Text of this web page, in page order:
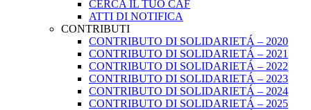
CERCA IL TUO CAF
ATTI DI NOTIFICA
CONTRIBUTI
CONTRIBUTO DI SOLIDARIETÁ – 2020
CONTRIBUTO DI SOLIDARIETÁ – 2021
CONTRIBUTO DI SOLIDARIETÁ – 2022
CONTRIBUTO DI SOLIDARIETÁ – 2023
CONTRIBUTO DI SOLIDARIETÁ – 2024
CONTRIBUTO DI SOLIDARIETÁ – 2025